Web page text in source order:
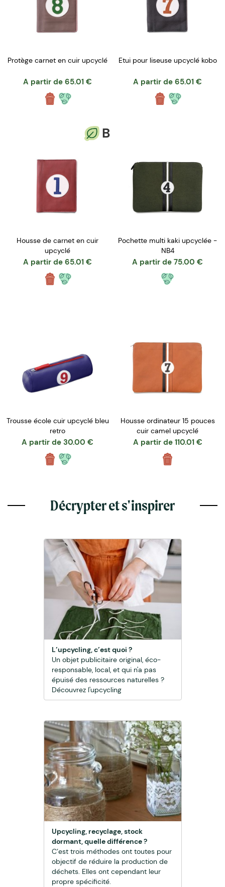
Protège carnet en cuir upcyclé
A partir de 65.01 €
Etui pour liseuse upcyclé kobo
A partir de 65.01 €
B
Housse de carnet en cuir
upcyclé
A partir de 65.01 €
Pochette multi kaki upcyclée -
NB4
A partir de 75.00 €
Trousse école cuir upcyclé bleu
retro
A partir de 30.00 €
Housse ordinateur 15 pouces
cuir camel upcyclé
A partir de 110.01 €
Décrypter et s'inspirer
L’upcycling, c’est quoi ?
Un objet publicitaire original, éco-
responsable, local, et qui n'a pas
épuisé des ressources naturelles ?
Découvrez l'upcycling
Upcycling, recyclage, stock
dormant, quelle différence ?
C’est trois méthodes ont toutes pour
objectif de réduire la production de
déchets. Elles ont cependant leur
propre spécificité.